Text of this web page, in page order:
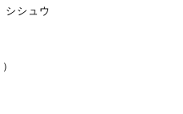
シシュウ